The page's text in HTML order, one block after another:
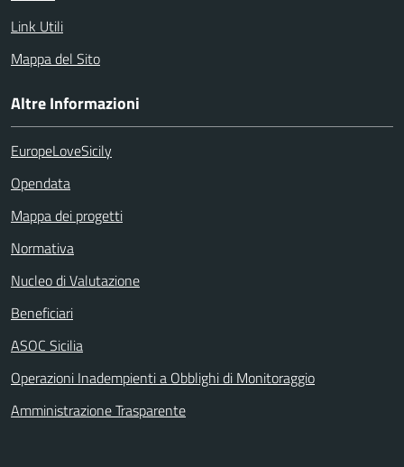
Link Utili
Mappa del Sito
Altre Informazioni
EuropeLoveSicily
Opendata
Mappa dei progetti
Normativa
Nucleo di Valutazione
Beneficiari
ASOC Sicilia
Operazioni Inadempienti a Obblighi di Monitoraggio
Amministrazione Trasparente